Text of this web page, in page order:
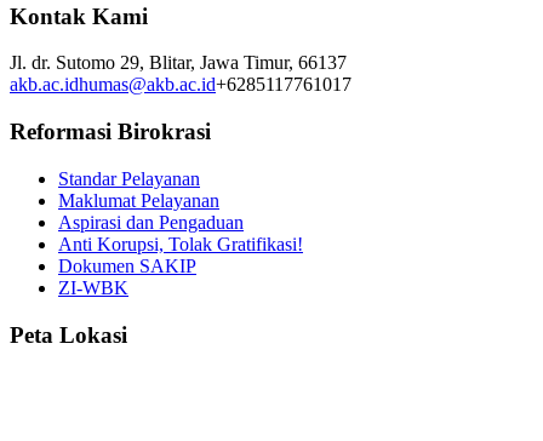
Kontak Kami
Jl. dr. Sutomo 29, Blitar, Jawa Timur, 66137
akb.ac.idhumas@akb.ac.id+6285117761017
Reformasi Birokrasi
Standar Pelayanan
Maklumat Pelayanan
Aspirasi dan Pengaduan
Anti Korupsi, Tolak Gratifikasi!
Dokumen SAKIP
ZI-WBK
Peta Lokasi